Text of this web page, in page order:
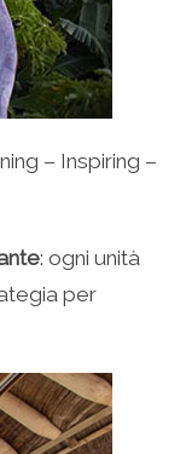
– Inspiring –
: ogni unità
per